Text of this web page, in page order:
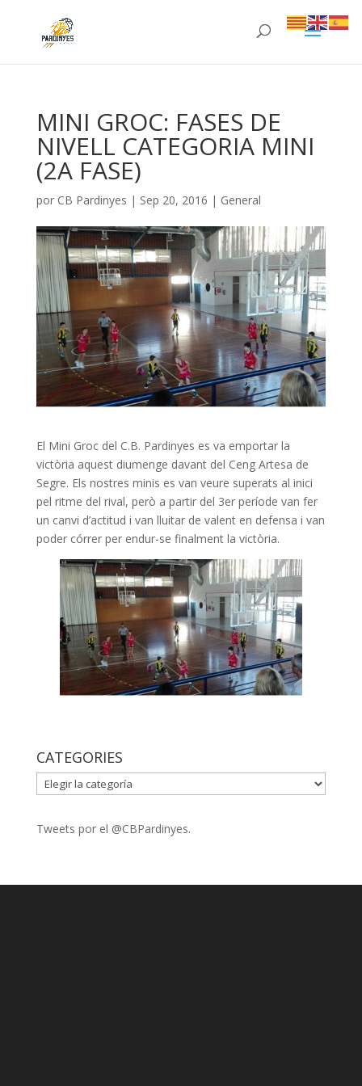
MINI GROC: FASES DE
NIVELL CATEGORIA MINI
(2A FASE)
por CB Pardinyes | Sep 20, 2016 | General
El Mini Groc del C.B. Pardinyes es va emportar la
victòria aquest diumenge davant del Ceng Artesa de
Segre. Els nostres minis es van veure superats al inici
pel ritme del rival, però a partir del 3er període van fer
un canvi d’actitud i van lluitar de valent en defensa i van
poder córrer per endur-se finalment la victòria.
CATEGORIES
CATEGORIES
Tweets por el @CBPardinyes.